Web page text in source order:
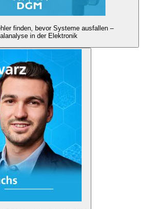
finden, bevor Systeme ausfallen –
in der Elektronik